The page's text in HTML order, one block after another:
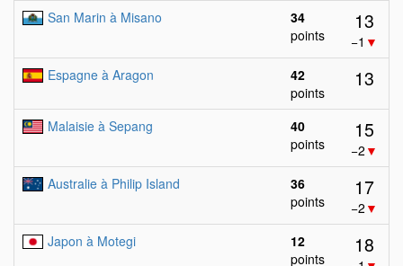
San Marin à Misano
34
points
13
−1 ▼
Espagne à Aragon
42
points
13
Malaisie à Sepang
40
points
15
−2 ▼
Australie à Philip Island
36
points
17
−2 ▼
Japon à Motegi
12
points
18